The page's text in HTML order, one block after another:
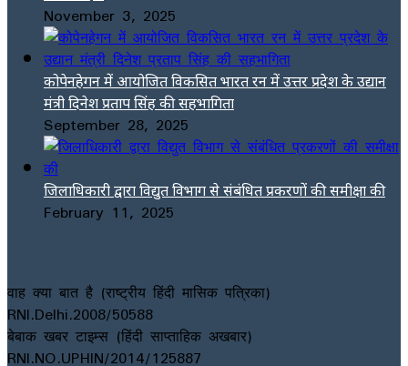
November 3, 2025
कोपेनहेगन में आयोजित विकसित भारत रन में उत्तर प्रदेश के उद्यान
मंत्री दिनेश प्रताप सिंह की सहभागिता
September 28, 2025
जिलाधिकारी द्वारा विद्युत विभाग से संबंधित प्रकरणों की समीक्षा की
February 11, 2025
वाह क्या बात है (राष्ट्रीय हिंदी मासिक पत्रिका)
RNI.Delhi.2008/50588
बेबाक खबर टाइम्स (हिंदी साप्ताहिक अखबार)
RNI.NO.UPHIN/2014/125887